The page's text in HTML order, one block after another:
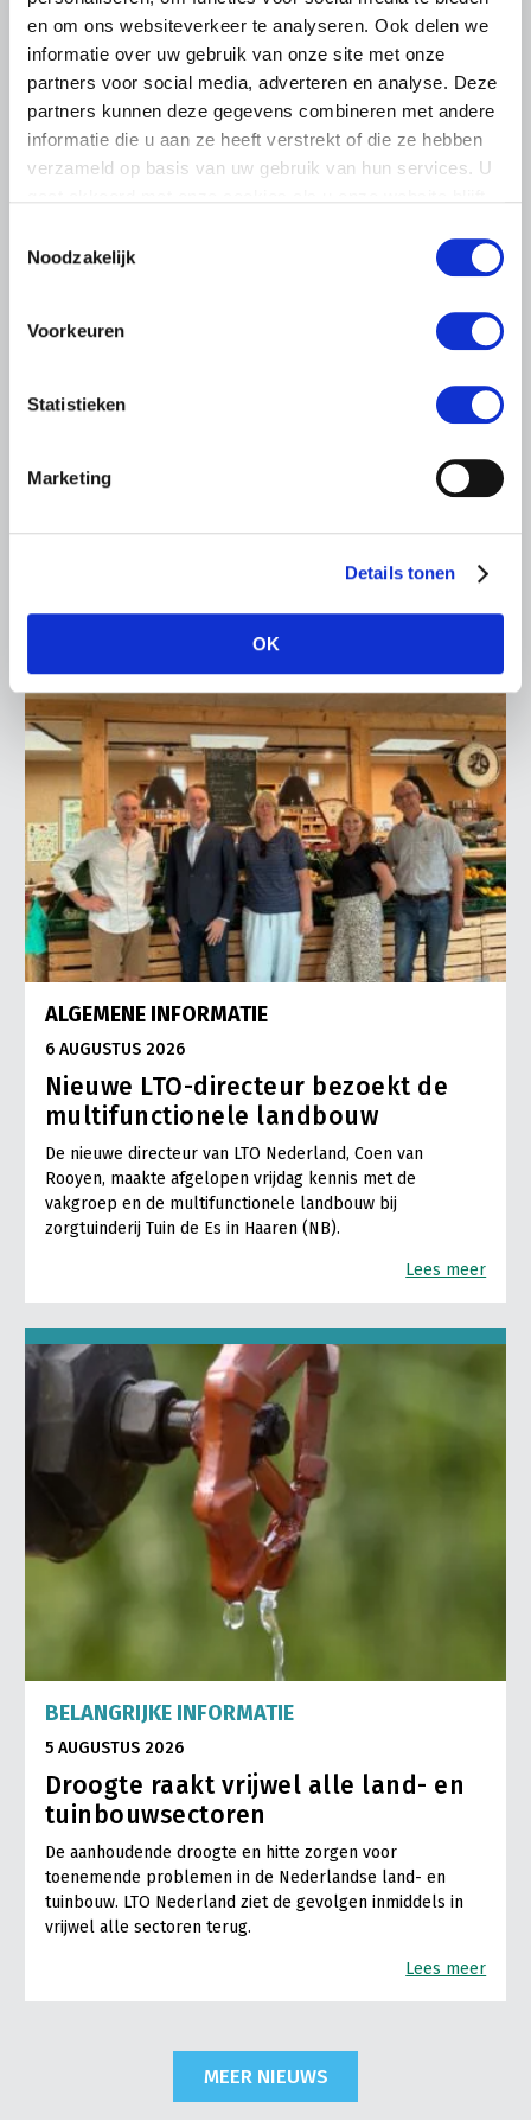
en om ons websiteverkeer te analyseren. Ook delen we
informatie over uw gebruik van onze site met onze
partners voor social media, adverteren en analyse. Deze
partners kunnen deze gegevens combineren met andere
informatie die u aan ze heeft verstrekt of die ze hebben
verzameld op basis van uw gebruik van hun services. U
Noodzakelijk
Voorkeuren
Statistieken
Marketing
Details tonen
OK
6 AUGUSTUS 2026
Súdwest-Fryslân
Maarten Goudzwaard (JA21) en beleidsmedewerker
Vries in It Heidenskip.
Lees meer
ALGEMENE INFORMATIE
6 AUGUSTUS 2026
Nieuwe LTO-directeur bezoekt de
multifunctionele landbouw
De nieuwe directeur van LTO Nederland, Coen van
Rooyen, maakte afgelopen vrijdag kennis met de
vakgroep en de multifunctionele landbouw bij
zorgtuinderij Tuin de Es in Haaren (NB).
Lees meer
BELANGRIJKE INFORMATIE
5 AUGUSTUS 2026
Droogte raakt vrijwel alle land- en
tuinbouwsectoren
De aanhoudende droogte en hitte zorgen voor
toenemende problemen in de Nederlandse land- en
tuinbouw. LTO Nederland ziet de gevolgen inmiddels in
vrijwel alle sectoren terug.
Lees meer
MEER NIEUWS